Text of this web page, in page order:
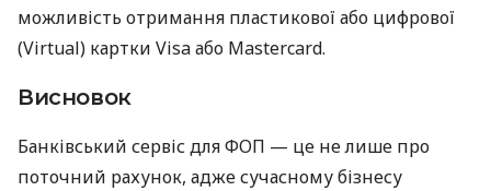
можливість отримання пластикової або цифрової
(Virtual) картки Visa або Mastercard.
Висновок
Банківський сервіс для ФОП — це не лише про
поточний рахунок, адже сучасному бізнесу